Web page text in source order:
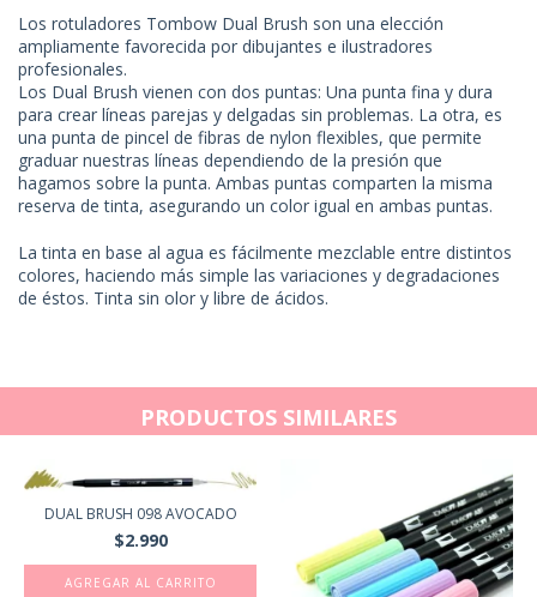
Los rotuladores Tombow Dual Brush son una elección
ampliamente favorecida por dibujantes e ilustradores
profesionales.
Los Dual Brush vienen con dos puntas: Una punta fina y dura
para crear líneas parejas y delgadas sin problemas. La otra, es
una punta de pincel de fibras de nylon flexibles, que permite
graduar nuestras líneas dependiendo de la presión que
hagamos sobre la punta. Ambas puntas comparten la misma
reserva de tinta, asegurando un color igual en ambas puntas.
La tinta en base al agua es fácilmente mezclable entre distintos
colores, haciendo más simple las variaciones y degradaciones
de éstos. Tinta sin olor y libre de ácidos.
PRODUCTOS SIMILARES
DUAL BRUSH 098 AVOCADO
$2.990